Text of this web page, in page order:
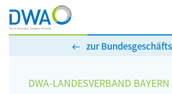
zur
DWA-LANDESVERBAND BAYERN